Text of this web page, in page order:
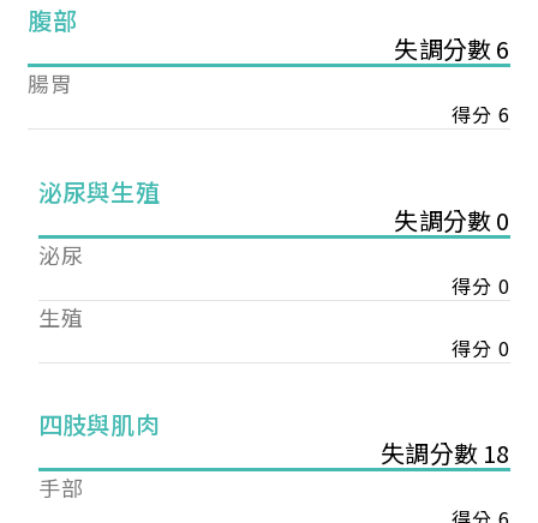
腹部
失調分數 6
腸胃
得分 6
泌尿與生殖
失調分數 0
泌尿
得分 0
生殖
得分 0
四肢與肌肉
失調分數 18
手部
您已成功送出會員申請
您好，您的會員申請，已成功送出，經本協會理事
會審核通過後即通知您進行繳費，繳費資訊如下